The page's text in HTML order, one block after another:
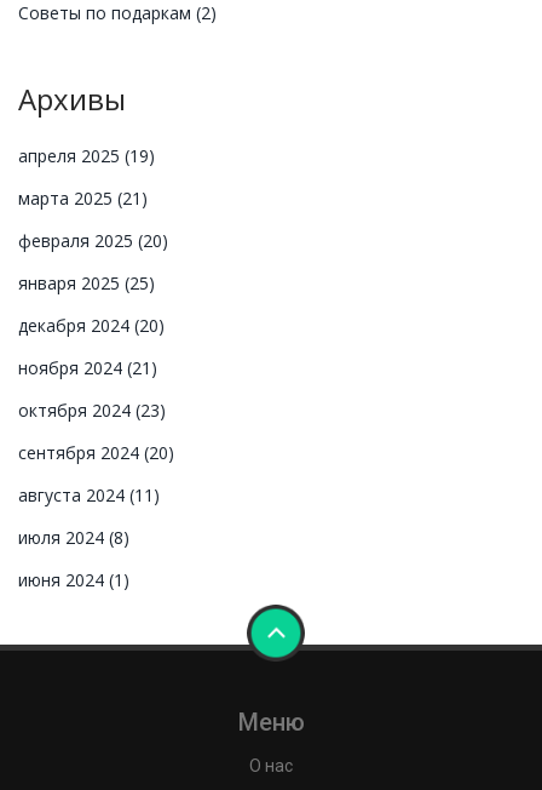
Советы по подаркам (2)
Архивы
апреля 2025 (19)
марта 2025 (21)
февраля 2025 (20)
января 2025 (25)
декабря 2024 (20)
ноября 2024 (21)
октября 2024 (23)
сентября 2024 (20)
августа 2024 (11)
июля 2024 (8)
июня 2024 (1)
Меню
О нас